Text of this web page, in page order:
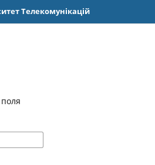
Телекомунікацій